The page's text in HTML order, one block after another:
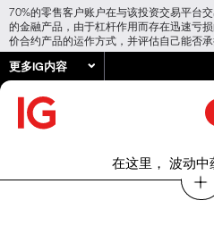
70%的零售客户账户在与该投资交易平台
的金融产品，由于杠杆作用而存在迅速亏
价合约产品的运作方式，并评估自己能否承
更多IG内容
在这里， 波动中